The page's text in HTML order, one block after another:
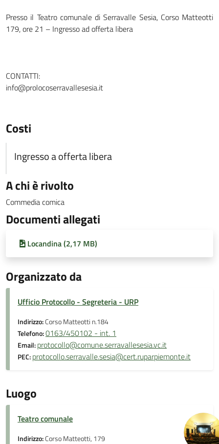
Presso il Teatro comunale di Serravalle Sesia, Corso Matteotti
179, ore 21 – Ingresso ad offerta libera
CONTATTI:
info@prolocoserravallesesia.it
Costi
Ingresso a offerta libera
A chi è rivolto
Commedia comica
Documenti allegati
Locandina (2,17 MB)
Organizzato da
Ufficio Protocollo - Segreteria - URP
Indirizzo:Corso Matteotti n.184
Telefono:0163/450102 - int. 1
Email:protocollo@comune.serravallesesia.vc.it
PEC:protocollo.serravalle.sesia@cert.ruparpiemonte.it
Luogo
Teatro comunale
Indirizzo:Corso Matteotti, 179